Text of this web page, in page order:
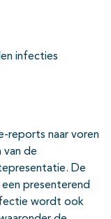
infecties
reports naar voren
van de
De
presenterend
wordt ook